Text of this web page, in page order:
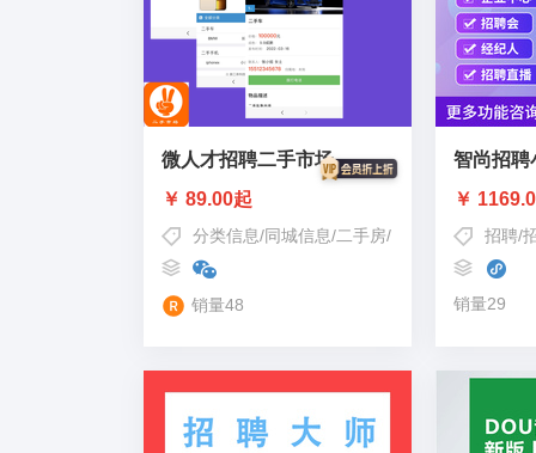
微人才招聘二手市场
￥ 89.00起
分类信息/同城信息/二手房/ 二手市场/二手
销量48
智尚招聘
￥
招聘/
销量29